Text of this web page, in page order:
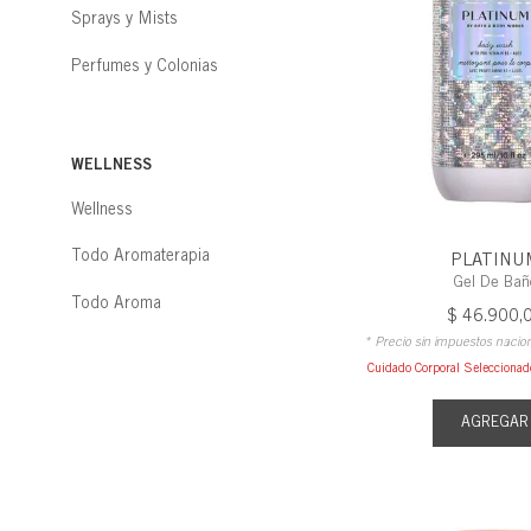
Sprays y Mists
Perfumes y Colonias
WELLNESS
Wellness
Todo Aromaterapia
Todo Aroma
Gel De
$ 46.900,
* Precio sin impuestos
Cuidado Corporal
AGREGAR